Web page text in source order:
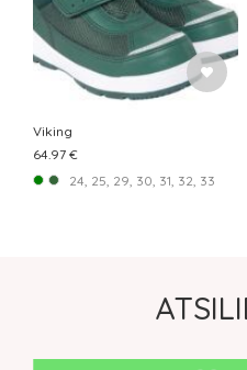
Viking
64.97 €
24, 25, 29, 30, 31, 32, 33